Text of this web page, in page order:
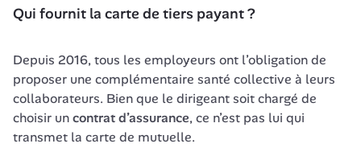
Qui fournit la carte de tiers payant ?
Depuis 2016, tous les employeurs ont l’obligation de
proposer une complémentaire santé collective à leurs
collaborateurs. Bien que le dirigeant soit chargé de
choisir un contrat d’assurance, ce n’est pas lui qui
transmet la carte de mutuelle.